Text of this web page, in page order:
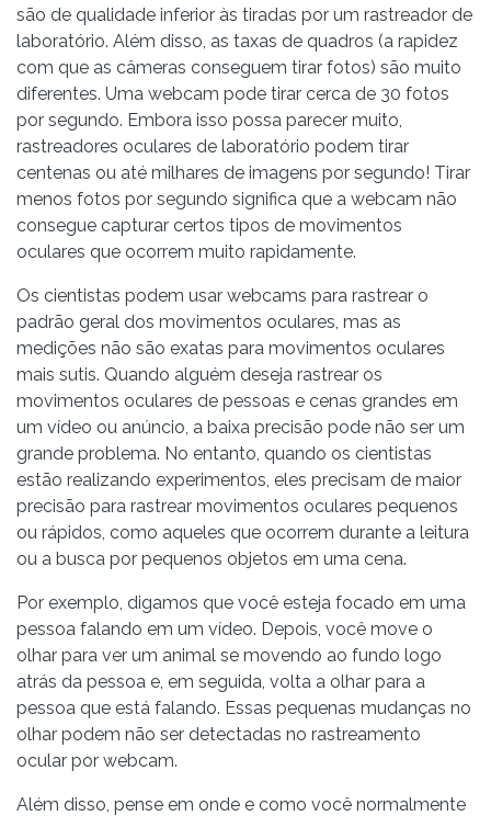
são de qualidade inferior às tiradas por um rastreador de
laboratório. Além disso, as taxas de quadros (a rapidez
com que as câmeras conseguem tirar fotos) são muito
diferentes. Uma webcam pode tirar cerca de 30 fotos
por segundo. Embora isso possa parecer muito,
rastreadores oculares de laboratório podem tirar
centenas ou até milhares de imagens por segundo! Tirar
menos fotos por segundo significa que a webcam não
consegue capturar certos tipos de movimentos
oculares que ocorrem muito rapidamente.
Os cientistas podem usar webcams para rastrear o
padrão geral dos movimentos oculares, mas as
medições não são exatas para movimentos oculares
mais sutis. Quando alguém deseja rastrear os
movimentos oculares de pessoas e cenas grandes em
um vídeo ou anúncio, a baixa precisão pode não ser um
grande problema. No entanto, quando os cientistas
estão realizando experimentos, eles precisam de maior
precisão para rastrear movimentos oculares pequenos
ou rápidos, como aqueles que ocorrem durante a leitura
ou a busca por pequenos objetos em uma cena.
Por exemplo, digamos que você esteja focado em uma
pessoa falando em um vídeo. Depois, você move o
olhar para ver um animal se movendo ao fundo logo
atrás da pessoa e, em seguida, volta a olhar para a
pessoa que está falando. Essas pequenas mudanças no
olhar podem não ser detectadas no rastreamento
ocular por webcam.
Além disso, pense em onde e como você normalmente